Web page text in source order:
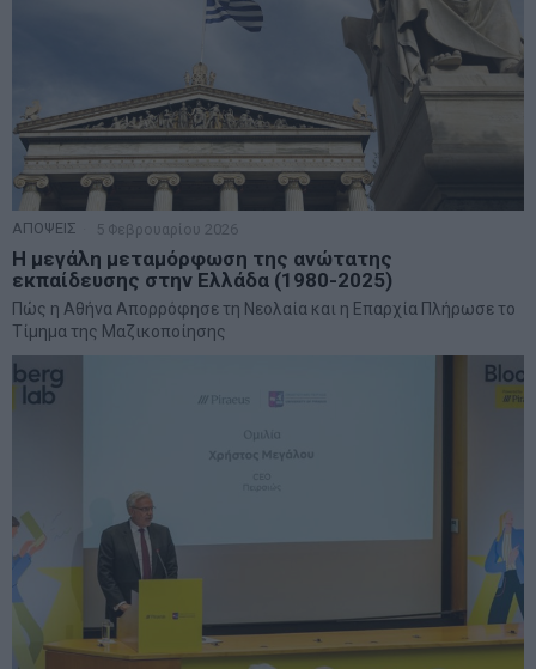
ΑΠΟΨΕΙΣ 5 Φεβρουαρίου 2026
Η μεγάλη μεταμόρφωση της ανώτατης
εκπαίδευσης στην Ελλάδα (1980-2025)
Πώς η Αθήνα Απορρόφησε τη Νεολαία και η Επαρχία Πλήρωσε το
Τίμημα της Μαζικοποίησης